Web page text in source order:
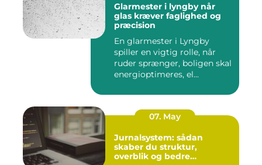
Glarmester i lyngby når
glas kræver faglighed og
præcision
En glarmester i Lyngby
spiller en vigtig rolle, når
ruder sprænger, boligen skal
energioptimeres, el...
07. May
Jurnalsystem: sådan
skaber du struktur,
overblik og bedre